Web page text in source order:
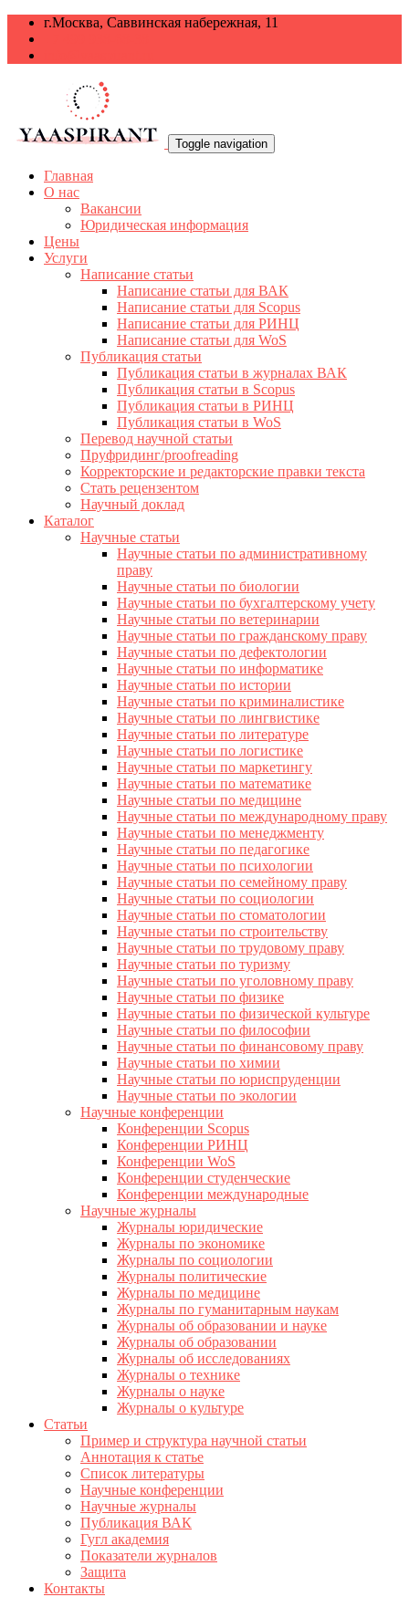
г.Москва, Саввинская набережная, 11
Toggle navigation
Главная
О нас
Вакансии
Юридическая информация
Цены
Услуги
Написание статьи
Написание статьи для ВАК
Написание статьи для Scopus
Написание статьи для РИНЦ
Написание статьи для WoS
Публикация статьи
Публикация статьи в журналах ВАК
Публикация статьи в Scopus
Публикация статьи в РИНЦ
Публикация статьи в WoS
Перевод научной статьи
Пруфридинг/proofreading
Корректорские и редакторские правки текста
Стать рецензентом
Научный доклад
Каталог
Научные статьи
Научные статьи по административному
праву
Научные статьи по биологии
Научные статьи по бухгалтерскому учету
Научные статьи по ветеринарии
Научные статьи по гражданскому праву
Научные статьи по дефектологии
Научные статьи по информатике
Научные статьи по истории
Научные статьи по криминалистике
Научные статьи по лингвистике
Научные статьи по литературе
Научные статьи по логистике
Научные статьи по маркетингу
Научные статьи по математике
Научные статьи по медицине
Научные статьи по международному праву
Научные статьи по менеджменту
Научные статьи по педагогике
Научные статьи по психологии
Научные статьи по семейному праву
Научные статьи по социологии
Научные статьи по стоматологии
Научные статьи по строительству
Научные статьи по трудовому праву
Научные статьи по туризму
Научные статьи по уголовному праву
Научные статьи по физике
Научные статьи по физической культуре
Научные статьи по философии
Научные статьи по финансовому праву
Научные статьи по химии
Научные статьи по юриспруденции
Научные статьи по экологии
Научные конференции
Конференции Scopus
Конференции РИНЦ
Конференции WoS
Конференции студенческие
Конференции международные
Научные журналы
Журналы юридические
Журналы по экономике
Журналы по социологии
Журналы политические
Журналы по медицине
Журналы по гуманитарным наукам
Журналы об образовании и науке
Журналы об образовании
Журналы об исследованиях
Журналы о технике
Журналы о науке
Журналы о культуре
Статьи
Пример и структура научной статьи
Аннотация к статье
Список литературы
Научные конференции
Научные журналы
Публикация ВАК
Гугл академия
Показатели журналов
Защита
Контакты